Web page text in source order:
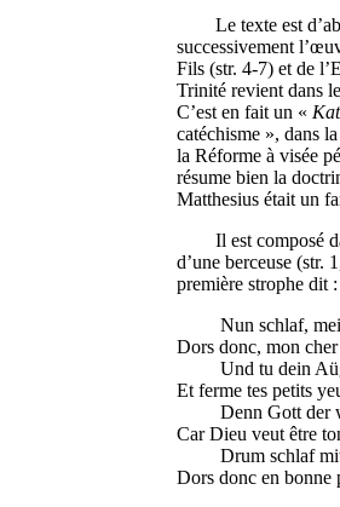
Le texte est
successivement
Fils (str. 4-7) et de
Trinité revient dans
C’est en fait un «
catéchisme », dans
la Réforme à visée
résume bien la
Matthesius était un
Il est composé
d’une berceuse (str.
première strophe dit :
Nun schlaf,
Dors donc, mon
Und tu
Et ferme tes petits
Denn Gott der
Car Dieu veut être
Drum schlaf
Dors donc en bonne